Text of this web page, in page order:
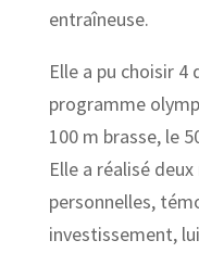
entraîneuse.
Elle a pu choisir 4
programme
100 m brasse, le
Elle a réalisé
personnelles,
investissement,